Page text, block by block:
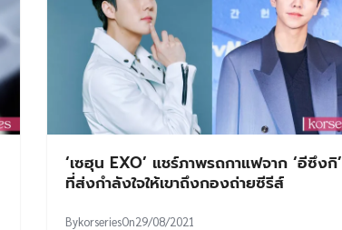
‘เซฮุน EXO’ แชร์ภาพรถกาแฟจาก ‘อีซึงกิ’
ที่ส่งกำลังใจให้เขาถึงกองถ่ายซีรีส์
BykorseriesOn29/08/2021